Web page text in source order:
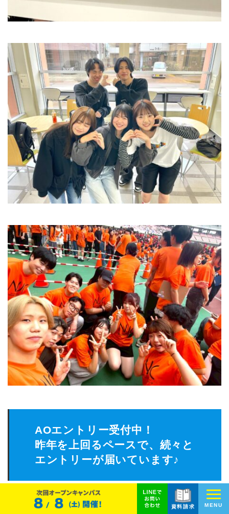
AOエントリー受付中！
昨年を上回るペースで、続々と
エントリーが届いています♪
まずは、オーキャンに参加して【AOエントリー資格】をGET
しよう！
資料請求 MENU